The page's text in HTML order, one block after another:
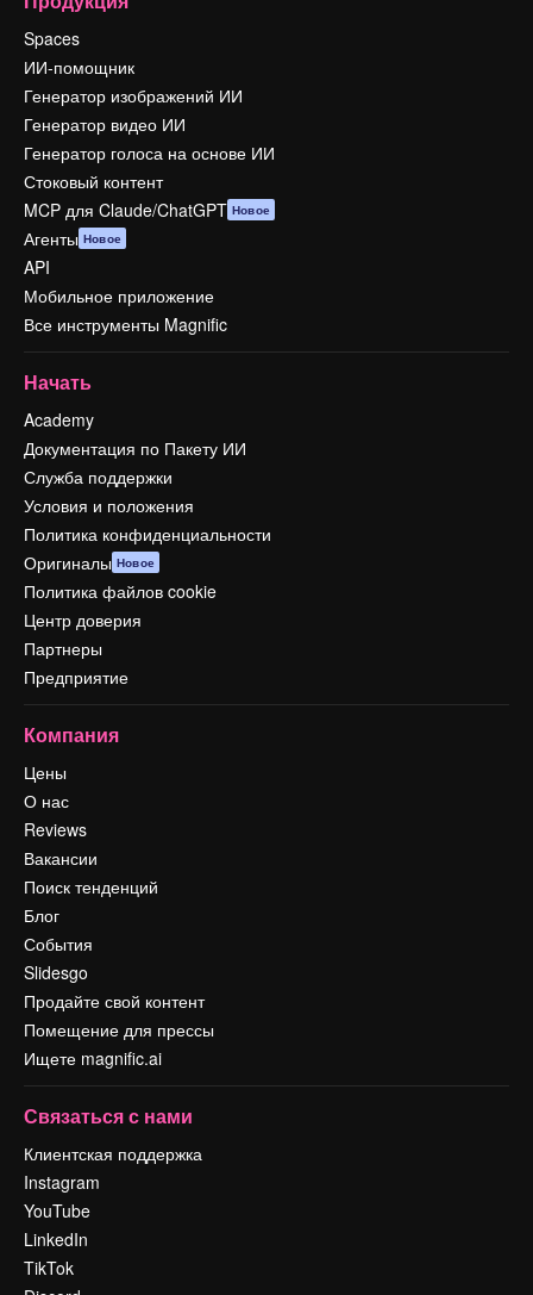
Spaces
ИИ-помощник
Генератор изображений ИИ
Генератор видео ИИ
Генератор голоса на основе ИИ
Стоковый контент
MCP для Claude/ChatGPT Новое
Агенты Новое
API
Мобильное приложение
Все инструменты Magnific
Начать
Academy
Документация по Пакету ИИ
Служба поддержки
Условия и положения
Политика конфиденциальности
Оригиналы Новое
Политика файлов cookie
Центр доверия
Партнеры
Предприятие
Компания
Цены
О нас
Reviews
Вакансии
Поиск тенденций
Блог
События
Slidesgo
Продайте свой контент
Помещение для прессы
Ищете magnific.ai
Связаться с нами
Клиентская поддержка
Instagram
YouTube
LinkedIn
TikTok